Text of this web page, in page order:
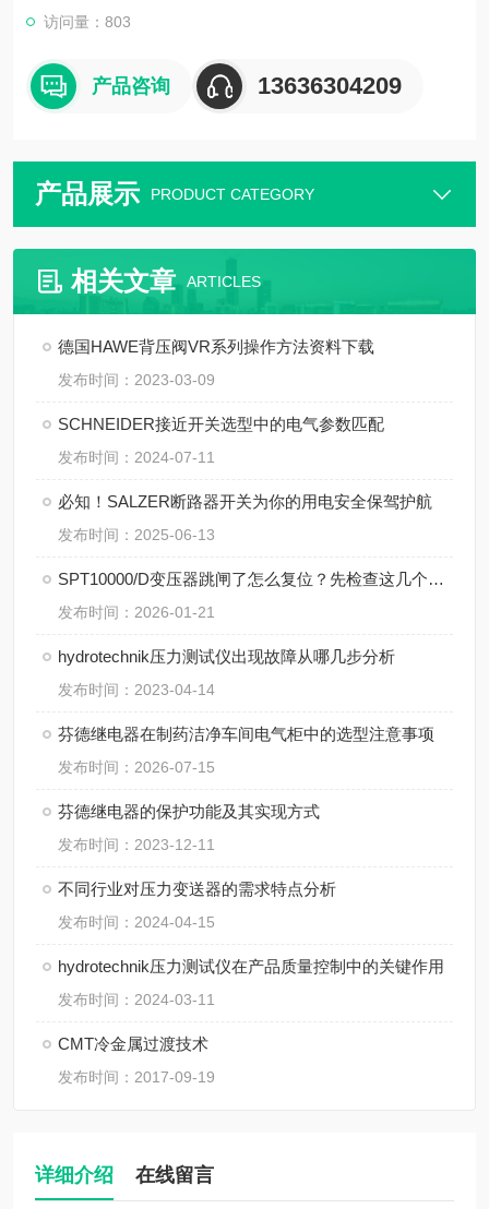
访问量：803
产品咨询 13636304209
产品展示 PRODUCT CATEGORY
相关文章 ARTICLES
德国HAWE背压阀VR系列操作方法资料下载
发布时间：2023-03-09
SCHNEIDER接近开关选型中的电气参数匹配
发布时间：2024-07-11
必知！SALZER断路器开关为你的用电安全保驾护航
发布时间：2025-06-13
SPT10000/D变压器跳闸了怎么复位？先检查这几个地方
发布时间：2026-01-21
hydrotechnik压力测试仪出现故障从哪几步分析
发布时间：2023-04-14
芬德继电器在制药洁净车间电气柜中的选型注意事项
发布时间：2026-07-15
芬德继电器的保护功能及其实现方式
发布时间：2023-12-11
不同行业对压力变送器的需求特点分析
发布时间：2024-04-15
hydrotechnik压力测试仪在产品质量控制中的关键作用
发布时间：2024-03-11
CMT冷金属过渡技术
发布时间：2017-09-19
详细介绍 在线留言